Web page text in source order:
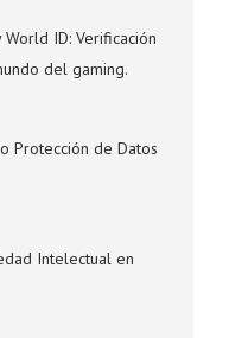
ID: Verificación
del gaming.
Protección de Datos
Intelectual en